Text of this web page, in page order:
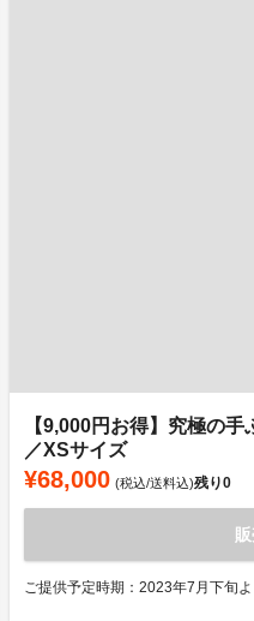
【9,000円お得】究極の
／XSサイズ
¥68,000 (税込/送料込)残り0
ご提供予定時期：2023年7月下旬